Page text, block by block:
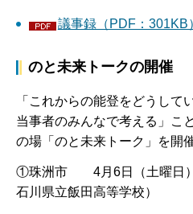
議事録（PDF：301KB
のと未来トークの開催
「これからの能登をどうして
当事者のみんなで考える」こ
の場「のと未来トーク」を開
①珠洲市 4月6日（土曜日）
石川県立飯田高等学校）